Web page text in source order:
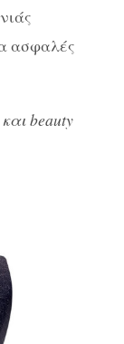
ασφαλές
beauty